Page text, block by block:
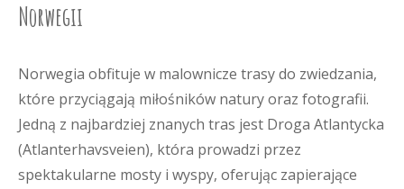
Norwegii
Norwegia obfituje w malownicze trasy do zwiedzania,
które przyciągają miłośników natury oraz fotografii.
Jedną z najbardziej znanych tras jest Droga Atlantycka
(Atlanterhavsveien), która prowadzi przez
spektakularne mosty i wyspy, oferując zapierające